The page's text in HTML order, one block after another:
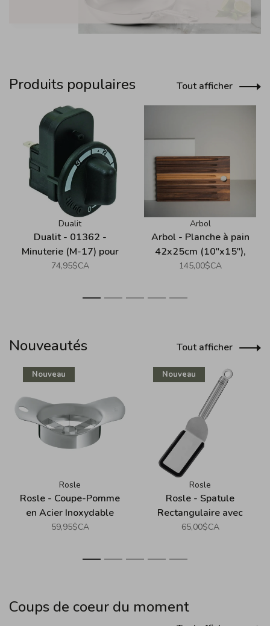
Produits populaires Tout afficher
Dualit
Dualit - 01362 -
Minuterie (M-17) pour
grille-pains
74,95$CA
Arbol
Arbol - Planche à pain
42x25cm (10"x15"),
noyer
145,00$CA
1 2 3 4 5
Nouveautés Tout afficher
Nouveau
Rosle
Rosle - Coupe-Pomme
en Acier Inoxydable
59,95$CA
Nouveau
Rosle
Rosle - Spatule
Rectangulaire avec
Silicone (26cm)
65,00$CA
1 2 3 4 5
Coups de coeur du moment